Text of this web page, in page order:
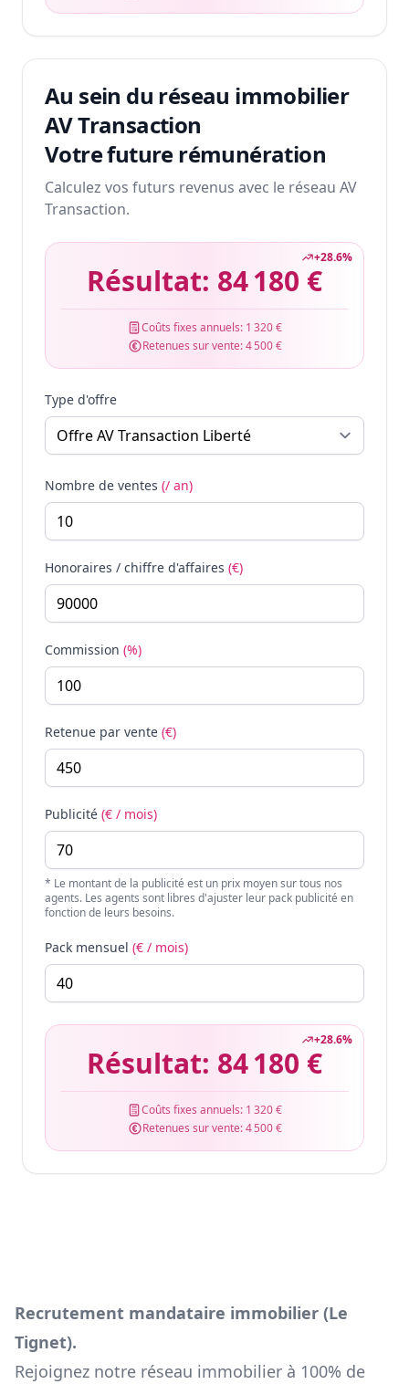
Au sein du réseau immobilier
AV Transaction
Votre future rémunération
Calculez vos futurs revenus avec le réseau AV
Transaction.
+28.6%
Résultat: 84 180 €
Coûts fixes annuels: 1 320 €
Retenues sur vente:4 500 €
Type d'offre
Nombre de ventes (/ an)
Honoraires / chiffre d'affaires (€)
Commission (%)
Retenue par vente (€)
Publicité (€ / mois)
* Le montant de la publicité est un prix moyen sur tous nos
agents. Les agents sont libres d'ajuster leur pack publicité en
fonction de leurs besoins.
Pack mensuel (€ / mois)
+28.6%
Résultat: 84 180 €
Coûts fixes annuels: 1 320 €
Retenues sur vente:4 500 €
Recrutement mandataire immobilier (Le
Tignet).
Rejoignez notre réseau immobilier à 100% de